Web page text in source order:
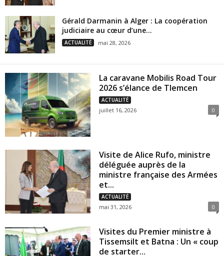
Gérald Darmanin à Alger : La coopération
judiciaire au cœur d’une...
ACTUALITÉ mai 28, 2026
La caravane Mobilis Road Tour
2026 s’élance de Tlemcen
ACTUALITÉ
juillet 16, 2026 0
Visite de Alice Rufo, ministre
déléguée auprès de la
ministre française des Armées
et...
ACTUALITÉ
mai 31, 2026 0
Visites du Premier ministre à
Tissemsilt et Batna : Un « coup
de starter...